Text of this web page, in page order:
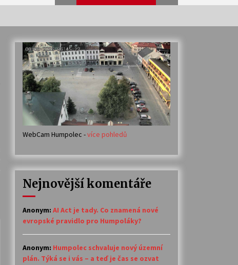
Veselí muzikanti
30. 7. 2026
Votavžatský ploty
23. 7. 2026
14. 7. 2026
30. 6. 2026
WebCam Humpolec -více pohledů
Nejnovější komentáře
Anonym: AI Act je tady. Co znamená nové
evropské pravidlo pro Humpoláky?
Anonym: Humpolec schvaluje nový územní
plán. Týká se i vás – a teď je čas se ozvat